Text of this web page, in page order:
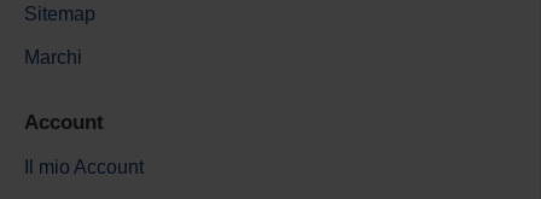
Sitemap
Marchi
Account
Il mio Account